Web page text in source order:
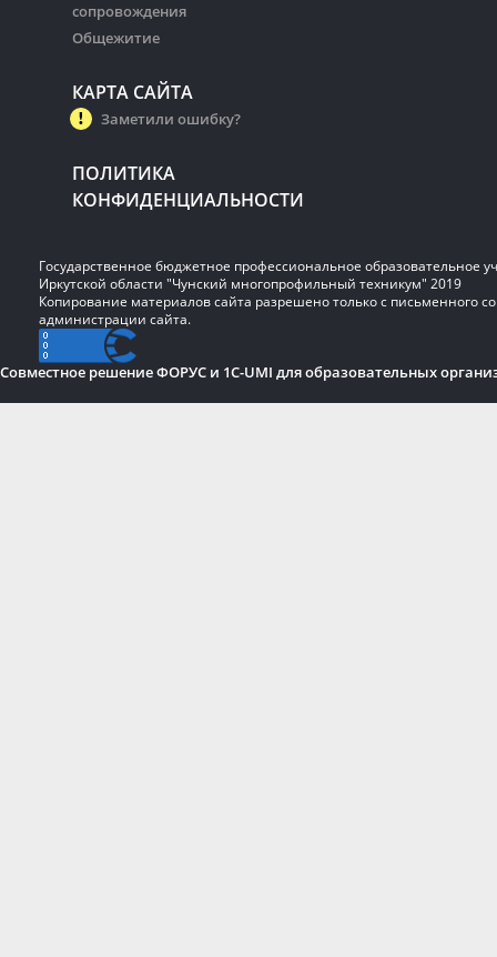
сопровождения
Общежитие
КАРТА САЙТА
Заметили ошибку?
ПОЛИТИКА
КОНФИДЕНЦИАЛЬНОСТИ
Государственное бюджетное профессиональное образовательное
Иркутской области "Чунский многопрофильный техникум" 2019
Копирование материалов сайта разрешено только с письменного
администрации сайта.
Совместное решение ФОРУС и 1C-UMI для образовательных